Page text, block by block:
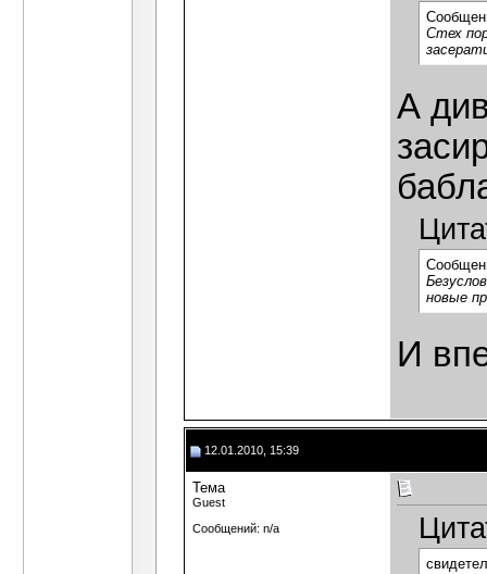
Стех
А
новые
И
12.01.2010, 15:39
Тема
Guest
Сообщений: n/a